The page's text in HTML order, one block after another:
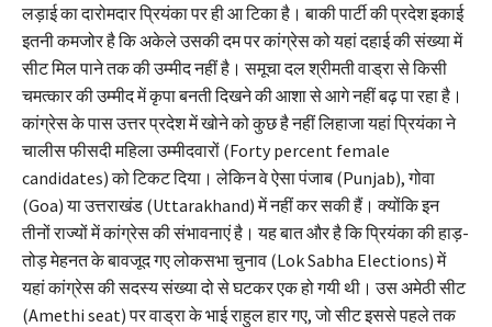
लड़ाई का दारोमदार प्रियंका पर ही आ टिका है। बाकी पार्टी की प्रदेश इकाई
इतनी कमजोर है कि अकेले उसकी दम पर कांग्रेस को यहां दहाई की संख्या में
सीट मिल पाने तक की उम्मीद नहीं है। समूचा दल श्रीमती वाड्रा से किसी
चमत्कार की उम्मीद में कृपा बनती दिखने की आशा से आगे नहीं बढ़ पा रहा है।
कांग्रेस के पास उत्तर प्रदेश में खोने को कुछ है नहीं लिहाजा यहां प्रियंका ने
चालीस फीसदी महिला उम्मीदवारों (Forty percent female
candidates) को टिकट दिया। लेकिन वे ऐसा पंजाब (Punjab), गोवा
(Goa) या उत्तराखंड (Uttarakhand) में नहीं कर सकी हैं। क्योंकि इन
तीनों राज्यों में कांग्रेस की संभावनाएं है। यह बात और है कि प्रियंका की हाड़-
तोड़ मेहनत के बावजूद गए लोकसभा चुनाव (Lok Sabha Elections) में
यहां कांग्रेस की सदस्य संख्या दो से घटकर एक हो गयी थी। उस अमेठी सीट
(Amethi seat) पर वाड्रा के भाई राहुल हार गए, जो सीट इससे पहले तक